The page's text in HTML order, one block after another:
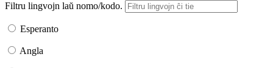
Filtru lingvojn laŭ nomo/kodo.
Esperanto
Angla